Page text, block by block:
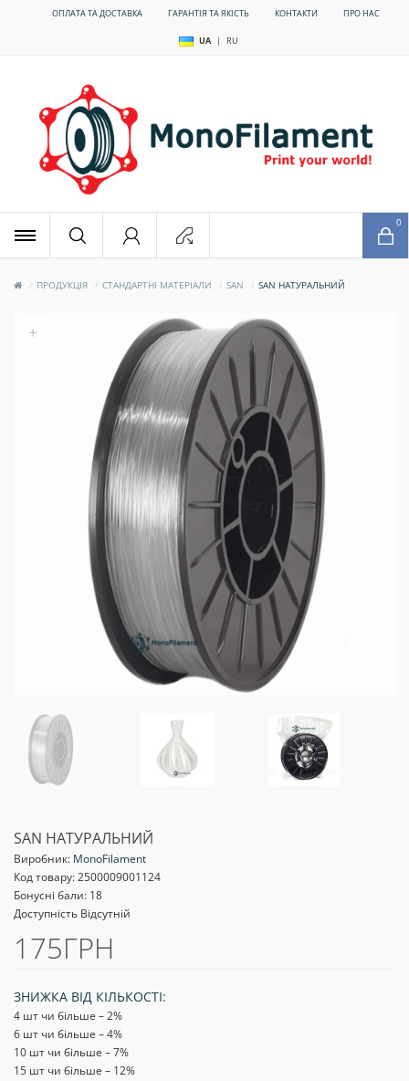
ОПЛАТА ТА ДОСТАВКА ГАРАНТІЯ ТА ЯКІСТЬ КОНТАКТИ ПРО НАС
UA | RU
0
ПРОДУКЦІЯ СТАНДАРТНІ МАТЕРІАЛИ SAN SAN НАТУРАЛЬНИЙ
+
SAN НАТУРАЛЬНИЙ
Виробник: MonoFilament
Код товару:2500009001124
Бонусні бали: 18
Доступність Відсутній
175ГРН
ЗНИЖКА ВІД КІЛЬКОСТІ:
4 шт чи більше – 2%
6 шт чи більше – 4%
10 шт чи більше – 7%
15 шт чи більше – 12%